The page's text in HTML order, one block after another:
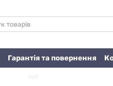
Гарантія та повернення